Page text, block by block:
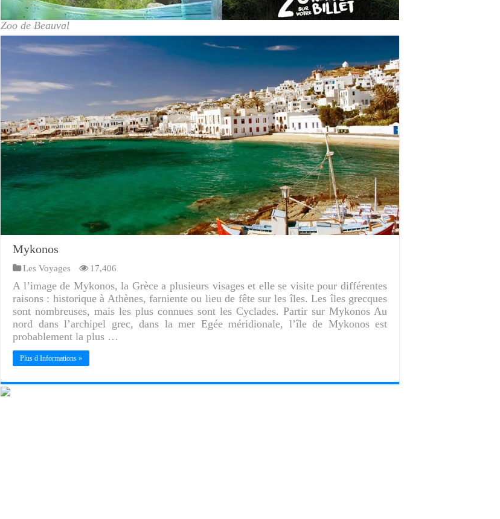
Zoo de Beauval
Mykonos
Les Voyages 17,406
A l’image de Mykonos, la Grèce a plusieurs visages et elle se visite pour différentes
raisons : historique à Athènes, farniente ou lieu de fête sur les îles. Les îles grecques
sont nombreuses, mais les plus connues sont les Cyclades. Partir sur Mykonos Au
nord dans l’archipel grec, dans la mer Egée méridionale, l’île de Mykonos est
probablement la plus …
Plus d Informations »